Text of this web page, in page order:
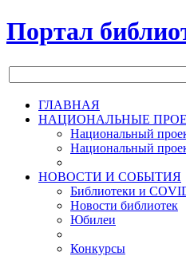
Портал
ГЛАВНАЯ
НАЦИОНАЛЬНЫЕ
Национальный
Национальный
НОВОСТИ И СОБЫТИЯ
Библиотеки и
Новости библиотек
Юбилеи
Конкурсы